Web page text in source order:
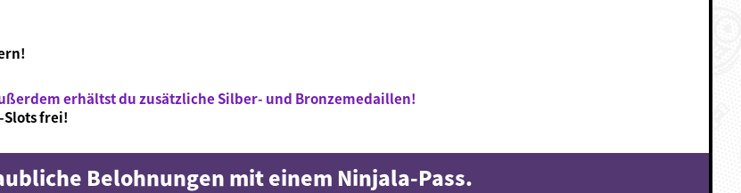
erhältst du zusätzliche Silber- und Bronzemedaillen!
frei!
Belohnungen mit einem Ninjala-Pass.